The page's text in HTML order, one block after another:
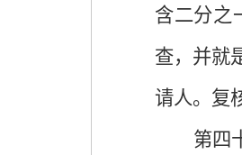
含二分之
查，并就
请人。 复
第四